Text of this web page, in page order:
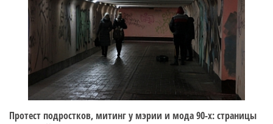
Протест подростков, митинг у мэрии и мода 90-х: страницы